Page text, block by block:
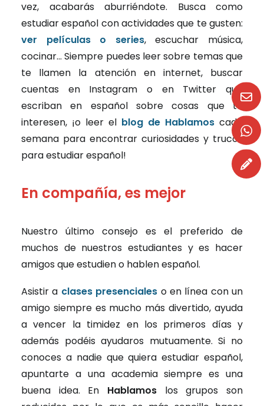
vez, acabarás aburriéndote. Busca como
estudiar español con actividades que te gusten:
ver películas o series, escuchar música,
cocinar… Siempre puedes leer sobre temas que
te llamen la atención en internet, buscar
cuentas en Instagram o en Twitter que
escriban en español sobre cosas que te
interesen, ¡o leer el blog de Hablamos cada
semana para encontrar curiosidades y trucos
para estudiar español!
En compañía, es mejor
Nuestro último consejo es el preferido de
muchos de nuestros estudiantes y es hacer
amigos que estudien o hablen español.
Asistir a clases presenciales o en línea con un
amigo siempre es mucho más divertido, ayuda
a vencer la timidez en los primeros días y
además podéis ayudaros mutuamente. Si no
conoces a nadie que quiera estudiar español,
apuntarte a una academia siempre es una
buena idea. En Hablamos los grupos son